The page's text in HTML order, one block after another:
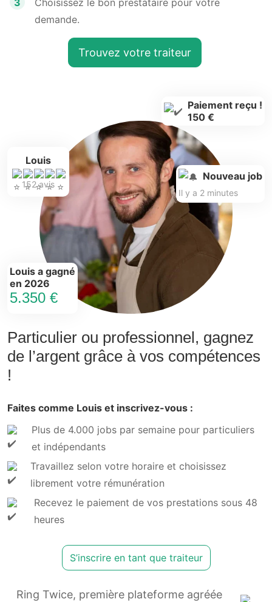
demande.
Trouvez votre traiteur
Particulier ou professionnel, gagnez
de l’argent grâce à vos compétences
!
Faites comme Louis et inscrivez-vous :
Plus de 4.000 jobs par semaine pour particuliers
et indépendants
Travaillez selon votre horaire et choisissez
librement votre rémunération
Recevez le paiement de vos prestations sous 48
heures
S’inscrire en tant que traiteur
Louis
152 avis
Louis a gagné
en 2026
5.350 €
Paiement reçu !
150 €
Nouveau job
Il y a 2 minutes
Ring Twice, première plateforme agréée